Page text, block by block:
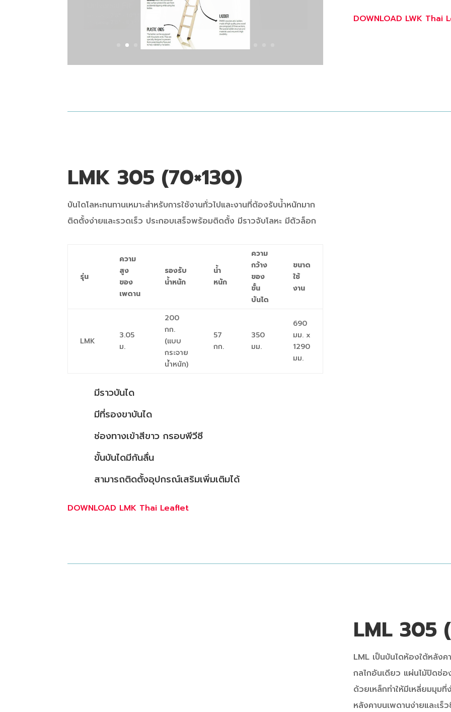
DOWNLOAD LWK Thai
LMK 305 (70×130)
บันไดโลหะทนทานเหมาะสำหรับการใช้งานทั่วไปและงานที่ต้องรับน้ำหนักมาก
ติดตั้งง่ายและรวดเร็ว ประกอบเสร็จพร้อมติดตั้ง มีราวจับโลหะ มีตัวล็อก
รุ่น
ความ
สูง
ของ
เพดาน
รองรับ
น้ำหนัก
น้ำ
หนัก
ความ
กว้าง
ของ
ขั้น
บันได
ขนาด
ใช้
งาน
LMK
3.05
ม.
200
กก.
(แบบ
กระจาย
น้ำหนัก)
57
กก.
350
มม.
690
มม. x
1290
มม.
มีราวบันได
มีที่รองขาบันได
ช่องทางเข้าสีขาว กรอบพีวีซี
ขั้นบันไดมีกันลื่น
สามารถติดตั้งอุปกรณ์เสริมเพิ่มเติมได้
DOWNLOAD LMK Thai Leaflet
LML 305
LML เป็นบันไดห้องใต้หลัง
กลไกอันเดียว แผ่นไม้ปิดช่
ด้วยเหล็กทำให้มีเหลี่ยมมุม
หลังคาบนเพดานง่ายและเ